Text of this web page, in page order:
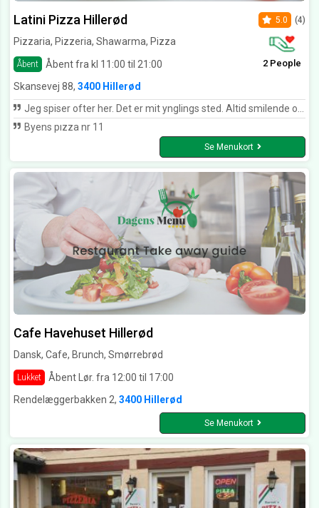
Latini Pizza Hillerød
Pizzaria, Pizzeria, Shawarma, Pizza
Åbent Åbent fra kl 11:00 til 21:00
5.0 (4)
2 People
Skansevej 88, 3400 Hillerød
Jeg spiser ofter her. Det er mit ynglings sted. Altid smilende og glade betjening
Byens pızza nr 11
Se Menukort
Cafe Havehuset Hillerød
Dansk, Cafe, Brunch, Smørrebrød
Lukket
Åbent Lør. fra 12:00 til 17:00
Rendelæggerbakken 2, 3400 Hillerød
Se Menukort